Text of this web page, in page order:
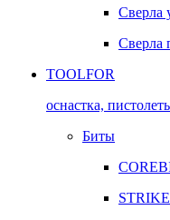
Сверла
Сверла
TOOLFOR
оснастка,
Биты
STRIKE